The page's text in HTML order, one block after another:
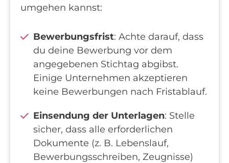
umgehen kannst:
Bewerbungsfrist: Achte darauf, dass
du deine Bewerbung vor dem
angegebenen Stichtag abgibst.
Einige Unternehmen akzeptieren
keine Bewerbungen nach Fristablauf.
Einsendung der Unterlagen: Stelle
sicher, dass alle erforderlichen
Dokumente (z. B. Lebenslauf,
Bewerbungsschreiben, Zeugnisse)